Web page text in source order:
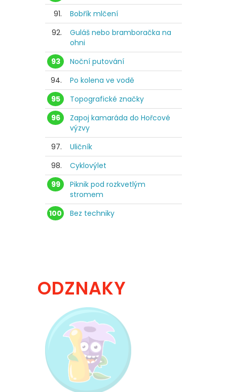
91.
Bobřík mlčení
92.
Guláš nebo bramboračka na
ohni
93
Noční putování
94.
Po kolena ve vodě
95
Topografické značky
96
Zapoj kamaráda do Hořcové
výzvy
97.
Uličník
98.
Cyklovýlet
99
Piknik pod rozkvetlým
stromem
100
Bez techniky
ODZNAKY